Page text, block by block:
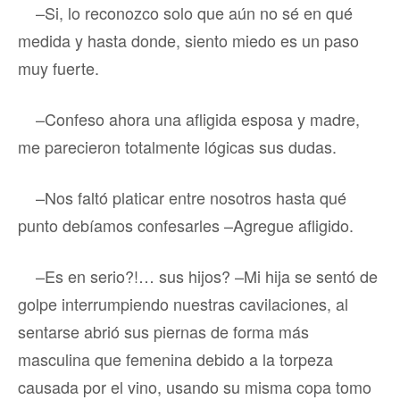
–Si, lo reconozco solo que aún no sé en qué
medida y hasta donde, siento miedo es un paso
muy fuerte.
–Confeso ahora una afligida esposa y madre,
me parecieron totalmente lógicas sus dudas.
–Nos faltó platicar entre nosotros hasta qué
punto debíamos confesarles –Agregue afligido.
–Es en serio?!… sus hijos? –Mi hija se sentó de
golpe interrumpiendo nuestras cavilaciones, al
sentarse abrió sus piernas de forma más
masculina que femenina debido a la torpeza
causada por el vino, usando su misma copa tomo